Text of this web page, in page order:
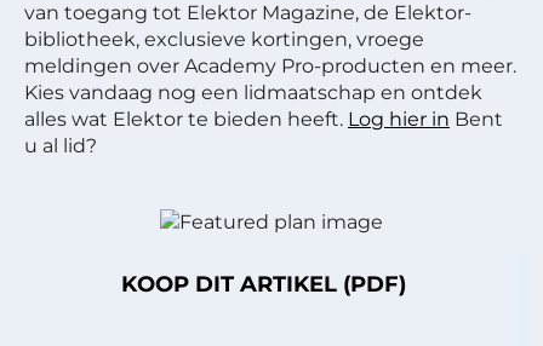
van toegang tot Elektor Magazine, de Elektor-
bibliotheek, exclusieve kortingen, vroege
meldingen over Academy Pro-producten en meer.
Kies vandaag nog een lidmaatschap en ontdek
alles wat Elektor te bieden heeft. Log hier in Bent
u al lid?
KOOP DIT ARTIKEL (PDF)